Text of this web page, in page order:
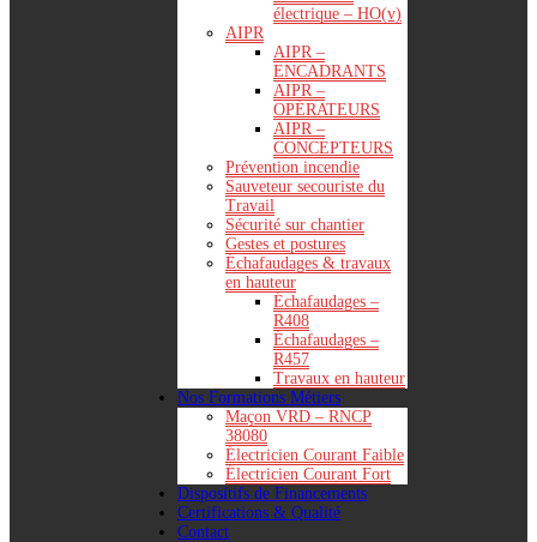
électrique – HO(v)
AIPR
AIPR –
ENCADRANTS
AIPR –
OPÉRATEURS
AIPR –
CONCEPTEURS
Prévention incendie
Sauveteur secouriste du
Travail
Sécurité sur chantier
Gestes et postures
Échafaudages & travaux
en hauteur
Échafaudages –
R408
Échafaudages –
R457
Travaux en hauteur
Nos Formations Métiers
Maçon VRD – RNCP
38080
Électricien Courant Faible
Électricien Courant Fort
Dispositifs de Financements
Certifications & Qualité
Contact